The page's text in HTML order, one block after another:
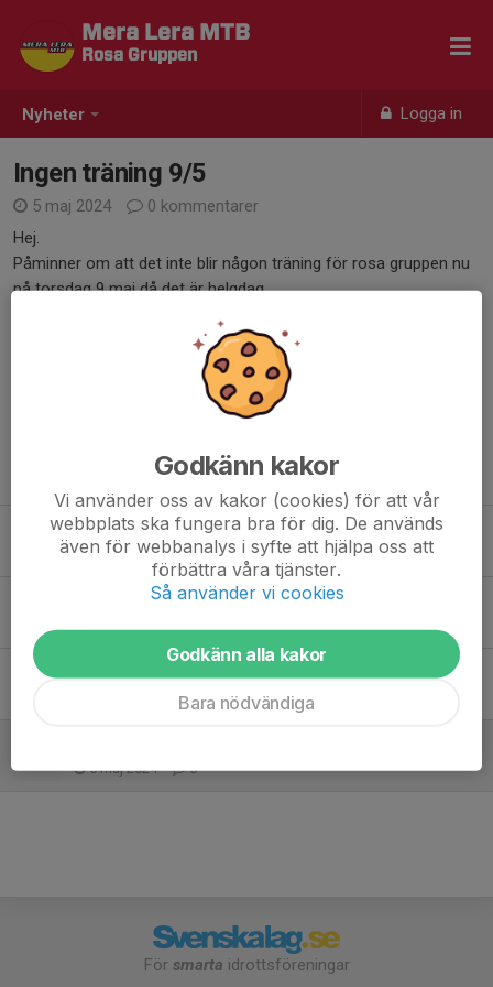
Nyheter Logga in
Mera Lera MTB
Rosa Gruppen
Ingen träning 9/5
5 maj 2024
0 kommentarer
Hej.
Påminner om att det inte blir någon träning för rosa gruppen nu
på torsdag 9 maj då det är helgdag.
Tidigare nyheter
Uppstart 2026
31 mar, 12:24 0
Sommaruppehåll
0
5 maj 2024 0
För smarta idrottsföreningar
Godkänn kakor
Vi använder oss av kakor (cookies) för att vår
webbplats ska fungera bra för dig. De används
även för webbanalys i syfte att hjälpa oss att
förbättra våra tjänster.
Så använder vi cookies
Godkänn alla kakor
Bara nödvändiga